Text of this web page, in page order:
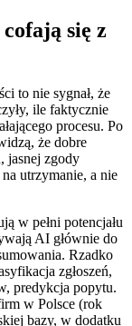
się z
to nie sygnał, że
ile faktycznie
procesu. Po
że dobre
jasnej zgody
utrzymanie, a nie
w pełni potencjału
AI głównie do
Rzadko
zgłoszeń,
predykcja popytu.
w Polsce (rok
bazy, w dodatku